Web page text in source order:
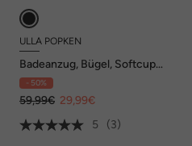
ULLA POPKEN
Badeanzug, Bügel, Softcups,
Träger verstellbar, recycelt
- 50%
59,99€ 29,99€
5
(3)